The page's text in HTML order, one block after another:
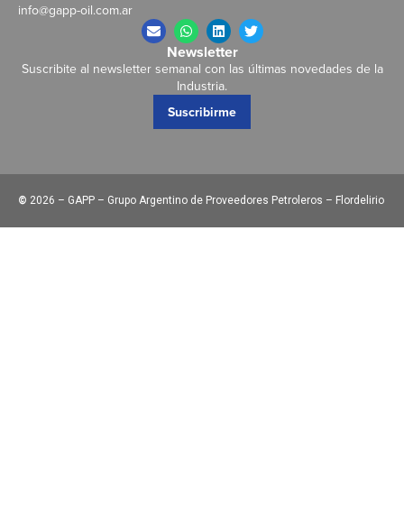
info@gapp-oil.com.ar
Newsletter
Suscribite al newsletter semanal con las últimas novedades de la
Industria.
Suscribirme
© 2026 – GAPP – Grupo Argentino de Proveedores Petroleros – Flordelirio